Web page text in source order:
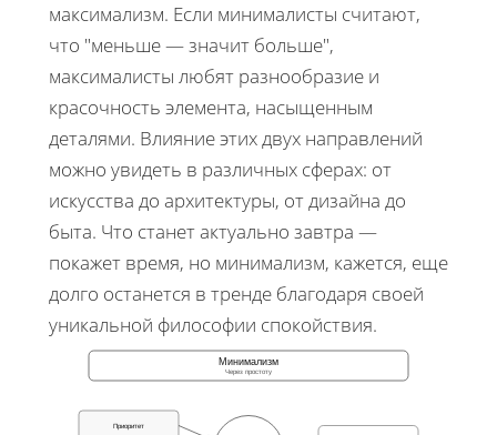
максимализм. Если минималисты считают,
что "меньше — значит больше",
максималисты любят разнообразие и
красочность элемента, насыщенным
деталями. Влияние этих двух направлений
можно увидеть в различных сферах: от
искусства до архитектуры, от дизайна до
быта. Что станет актуально завтра —
покажет время, но минимализм, кажется, еще
долго останется в тренде благодаря своей
уникальной философии спокойствия.
Минимализм
Через простоту
Приоритет